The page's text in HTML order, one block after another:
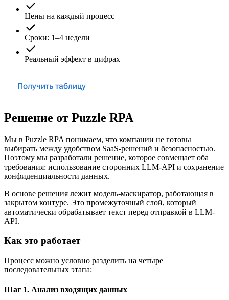
Цены на каждый процесс
Сроки: 1–4 недели
Реальный эффект в цифрах
Получить таблицу
Решение от Puzzle RPA
Мы в Puzzle RPA понимаем, что компании не готовы
выбирать между удобством SaaS-решений и безопасностью.
Поэтому мы разработали решение, которое совмещает оба
требования: использование сторонних LLM-API и сохранение
конфиденциальности данных.
В основе решения лежит модель-маскиратор, работающая в
закрытом контуре. Это промежуточный слой, который
автоматически обрабатывает текст перед отправкой в LLM-
API.
Как это работает
Процесс можно условно разделить на четыре
последовательных этапа:
Шаг 1. Анализ входящих данных